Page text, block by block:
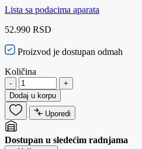
Lista sa podacima aparata
52.990 RSD
Proizvod je dostupan odmah
Količina
-
+
Dodaj u korpu
Uporedi
Dostupan u sledećim radnjama